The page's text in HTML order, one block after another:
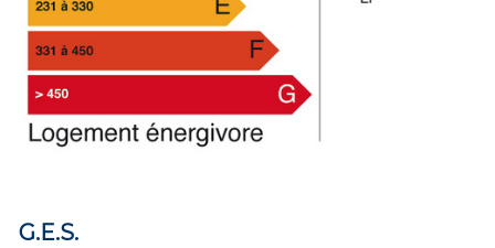
G.E.S.